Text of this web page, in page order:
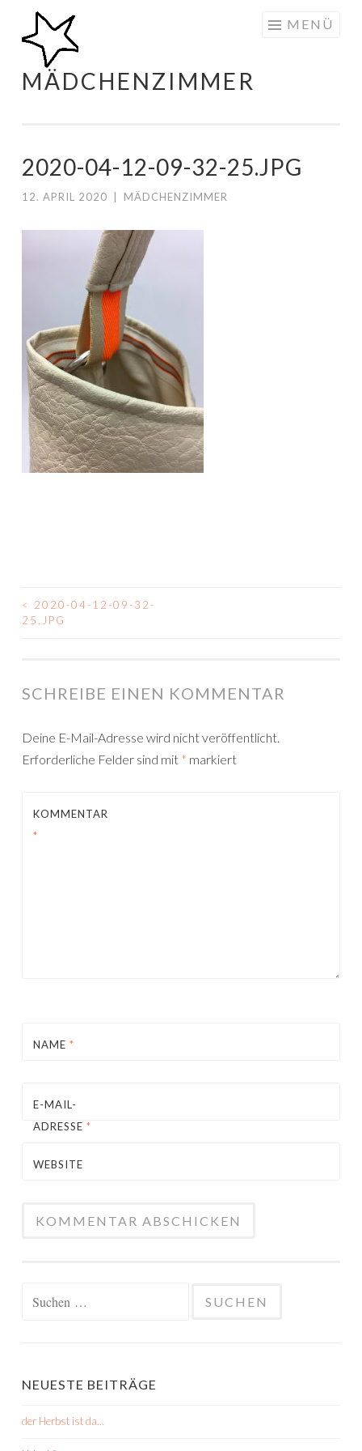
Zum
Inhalt
springen
MÄDCHENZIMMER
MENÜ
2020-04-12-09-32-25.JPG
12. APRIL 2020 MÄDCHENZIMMER
BEITRAGSNAVIGATION
<
2020-04-12-09-32-
25.JPG
SCHREIBE EINEN KOMMENTAR
Deine E-Mail-Adresse wird nicht veröffentlicht.
Erforderliche Felder sind mit * markiert
KOMMENTAR
*
NAME *
E-MAIL-
ADRESSE *
WEBSITE
NEUESTE BEITRÄGE
der Herbst ist da…